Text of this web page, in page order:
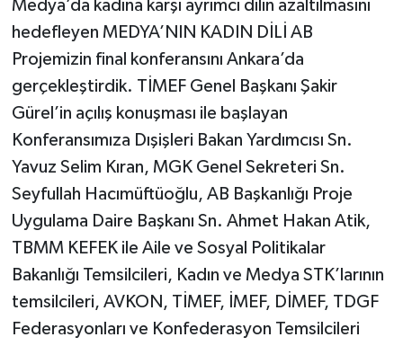
Medya’da kadına karşı ayrımcı dilin azaltılmasını
hedefleyen MEDYA’NIN KADIN DİLİ AB
Projemizin final konferansını Ankara’da
gerçekleştirdik. TİMEF Genel Başkanı Şakir
Gürel’in açılış konuşması ile başlayan
Konferansımıza Dışişleri Bakan Yardımcısı Sn.
Yavuz Selim Kıran, MGK Genel Sekreteri Sn.
Seyfullah Hacımüftüoğlu, AB Başkanlığı Proje
Uygulama Daire Başkanı Sn. Ahmet Hakan Atik,
TBMM KEFEK ile Aile ve Sosyal Politikalar
Bakanlığı Temsilcileri, Kadın ve Medya STK’larının
temsilcileri, AVKON, TİMEF, İMEF, DİMEF, TDGF
Federasyonları ve Konfederasyon Temsilcileri